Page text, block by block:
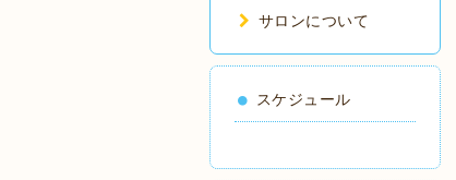
サロンについて
スケジュール